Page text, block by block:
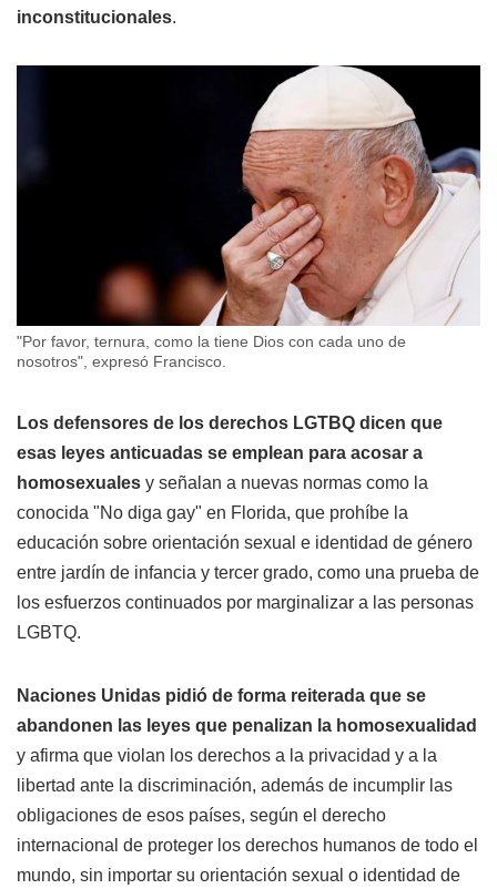
inconstitucionales.
"Por favor, ternura, como la tiene Dios con cada uno de
nosotros", expresó Francisco.
Los defensores de los derechos LGTBQ dicen que
esas leyes anticuadas se emplean para acosar a
homosexuales y señalan a nuevas normas como la
conocida "No diga gay" en Florida, que prohíbe la
educación sobre orientación sexual e identidad de género
entre jardín de infancia y tercer grado, como una prueba de
los esfuerzos continuados por marginalizar a las personas
LGBTQ.
Naciones Unidas pidió de forma reiterada que se
abandonen las leyes que penalizan la homosexualidad
y afirma que violan los derechos a la privacidad y a la
libertad ante la discriminación, además de incumplir las
obligaciones de esos países, según el derecho
internacional de proteger los derechos humanos de todo el
mundo, sin importar su orientación sexual o identidad de